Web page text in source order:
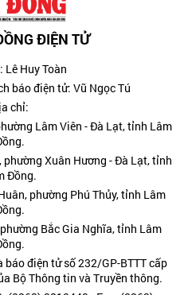
ĐIỆN TỬ
Lê Huy Toàn
báo điện tử: Vũ Ngọc Tú
chỉ:
Lâm Viên - Đà Lạt, tỉnh Lâm
Xuân Hương - Đà Lạt, tỉnh
Đồng.
phường Phú Thủy, tỉnh Lâm
Bắc Gia Nghĩa, tỉnh Lâm
điện tử số 232/GP-BTTT cấp
Bộ Thông tin và Truyền thông.